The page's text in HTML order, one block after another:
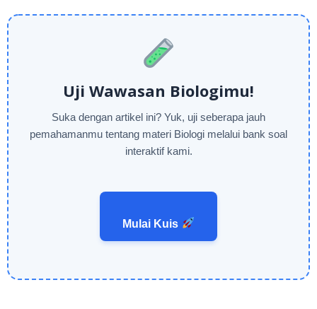
Uji Wawasan Biologimu!
Suka dengan artikel ini? Yuk, uji seberapa jauh
pemahamanmu tentang materi Biologi melalui bank soal
interaktif kami.
Mulai Kuis